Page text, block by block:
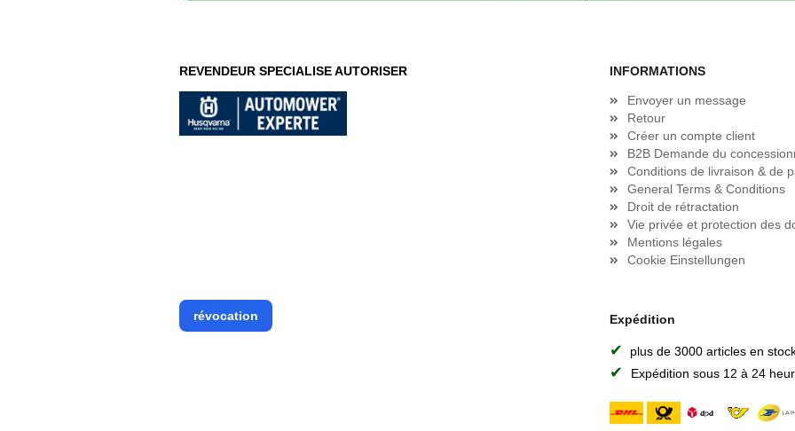
REVENDEUR SPECIALISE AUTORISER INFORMATIONS
Envoyer un message
Retour
Créer un compte client
B2B Demande du
Conditions de livraison & de
General Terms & Conditions
Droit de rétractation
Vie privée et protection des
Mentions légales
Cookie Einstellungen
révocation Expédition
✔ plus de 3000 articles en
✔ Expédition sous 12 à 24